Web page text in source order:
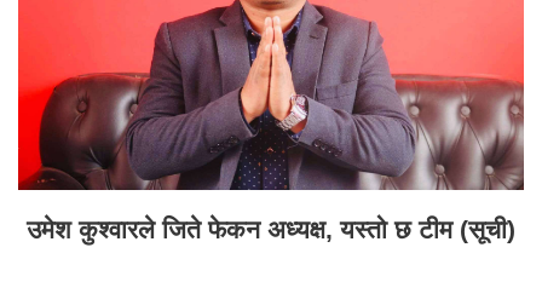
उमेश कुश्वारले जिते फेकन अध्यक्ष, यस्तो छ टीम (सूची)